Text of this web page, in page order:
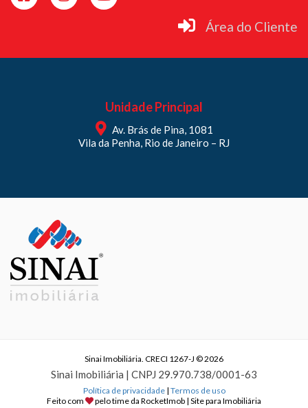
Área do Cliente
Unidade Principal
Av. Brás de Pina, 1081
Vila da Penha, Rio de Janeiro – RJ
Sinai Imobiliária. CRECI 1267-J © 2026
Sinai Imobiliária | CNPJ 29.970.738/0001-63
Política de privacidade| Termos de uso
Feito com
pelo time da RocketImob | Site para Imobiliária